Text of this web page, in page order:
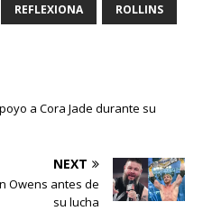
REFLEXIONA ROLLINS
a Cora Jade durante su
NEXT
Owens antes de
su lucha